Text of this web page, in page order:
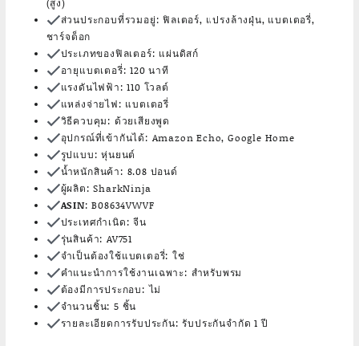
ส่วนประกอบที่รวมอยู่: ฟิลเตอร์, แปรงล้างฝุ่น, แบตเตอรี่,
ชาร์จด็อก
ประเภทของฟิลเตอร์: แผ่นดิสก์
อายุแบตเตอรี่: 120 นาที
แรงดันไฟฟ้า: 110 โวลต์
แหล่งจ่ายไฟ: แบตเตอรี่
วิธีควบคุม: ด้วยเสียงพูด
อุปกรณ์ที่เข้ากันได้: Amazon Echo, Google Home
รูปแบบ: หุ่นยนต์
น้ำหนักสินค้า: 8.08 ปอนด์
ผู้ผลิต: SharkNinja
ASIN: B08634VWVF
ประเทศกำเนิด: จีน
รุ่นสินค้า: AV751
จำเป็นต้องใช้แบตเตอรี่: ใช่
คำแนะนำการใช้งานเฉพาะ: สำหรับพรม
ต้องมีการประกอบ: ไม่
จำนวนชิ้น: 5 ชิ้น
รายละเอียดการรับประกัน: รับประกันจำกัด 1 ปี